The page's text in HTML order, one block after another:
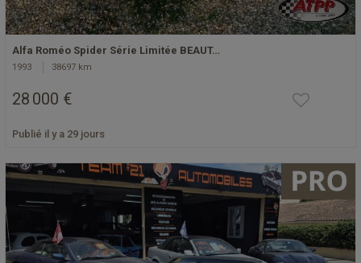
Alfa Roméo Spider Série Limitée BEAUT…
1993 38697 km
28 000 €
Publié il y a 29 jours